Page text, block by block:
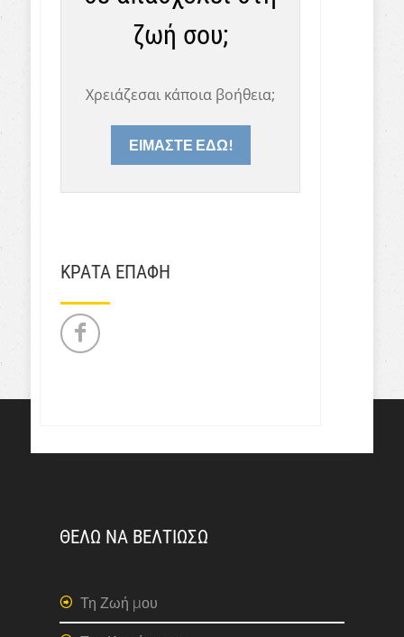
ζωή σου;
Χρειάζεσαι κάποια βοήθεια;
ΕΙΜΑΣΤΕ ΕΔΩ!
ΚΡΑΤΑ ΕΠΑΦΗ
ΘΕΛΩ ΝΑ ΒΕΛΤΙΩΣΩ
Τη Ζωή μου